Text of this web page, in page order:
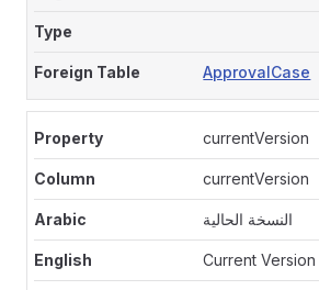
ApprovalCase
currentVersion
currentVersion
النسخة الحالية
Current Version